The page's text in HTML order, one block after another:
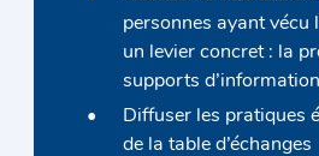
personnes ayant vécu
un levier concret : la
supports
Diffuser les pratiques
de la table d’échanges